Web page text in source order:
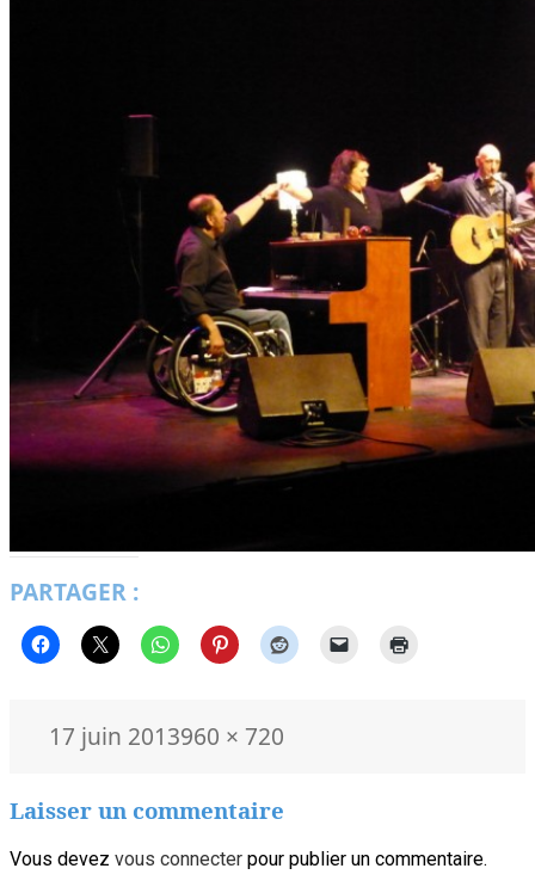
PARTAGER :
Publié
17 juin 2013Taille
960 × 720
Laisser un commentaire
Vous devez vous connecter pour publier un commentaire.